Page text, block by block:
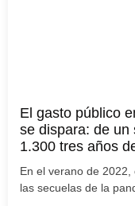
El gasto público
se dispara: de un
1.300 tres años
En el verano de
las secuelas de la